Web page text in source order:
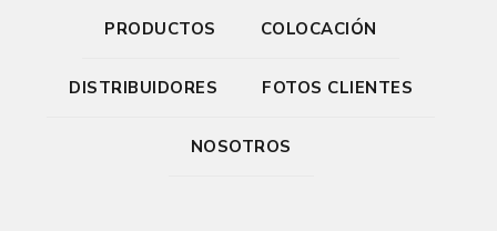
PRODUCTOS COLOCACIÓN
DISTRIBUIDORES FOTOS CLIENTES
NOSOTROS